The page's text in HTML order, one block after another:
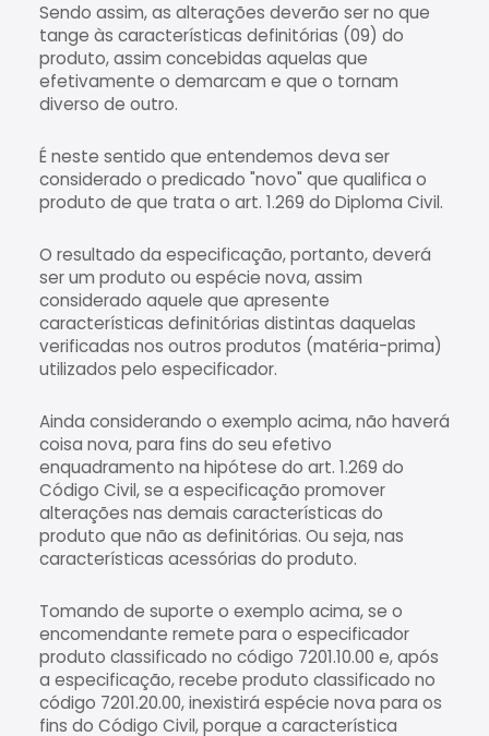
Sendo assim, as alterações deverão ser no que
tange às características definitórias (09) do
produto, assim concebidas aquelas que
efetivamente o demarcam e que o tornam
diverso de outro.
É neste sentido que entendemos deva ser
considerado o predicado "novo" que qualifica o
produto de que trata o art. 1.269 do Diploma Civil.
O resultado da especificação, portanto, deverá
ser um produto ou espécie nova, assim
considerado aquele que apresente
características definitórias distintas daquelas
verificadas nos outros produtos (matéria-prima)
utilizados pelo especificador.
Ainda considerando o exemplo acima, não haverá
coisa nova, para fins do seu efetivo
enquadramento na hipótese do art. 1.269 do
Código Civil, se a especificação promover
alterações nas demais características do
produto que não as definitórias. Ou seja, nas
características acessórias do produto.
Tomando de suporte o exemplo acima, se o
encomendante remete para o especificador
produto classificado no código 7201.10.00 e, após
a especificação, recebe produto classificado no
código 7201.20.00, inexistirá espécie nova para os
fins do Código Civil, porque a característica